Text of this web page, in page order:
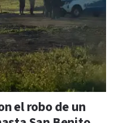
el robo de un